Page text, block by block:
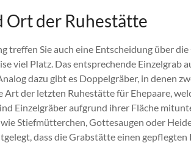
Ort der Ruhestätte
treffen Sie auch eine Entscheidung über
viel Platz. Das entsprechende Einzelgrab
dazu gibt es Doppelgräber, in denen
Art der letzten Ruhestätte für Ehepaare,
Einzelgräber aufgrund ihrer Fläche
Stiefmütterchen, Gottesaugen oder
dass die Grabstätte einen